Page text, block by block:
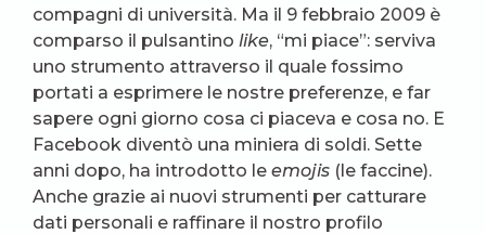
compagni di università. Ma il 9 febbraio 2009 è
comparso il pulsantino like, “mi piace”: serviva
uno strumento attraverso il quale fossimo
portati a esprimere le nostre preferenze, e far
sapere ogni giorno cosa ci piaceva e cosa no. E
Facebook diventò una miniera di soldi. Sette
anni dopo, ha introdotto le emojis (le faccine).
Anche grazie ai nuovi strumenti per catturare
dati personali e raffinare il nostro profilo